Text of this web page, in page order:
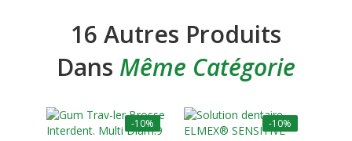
16 Autres Produits
Dans Même Catégorie
-10% -10%